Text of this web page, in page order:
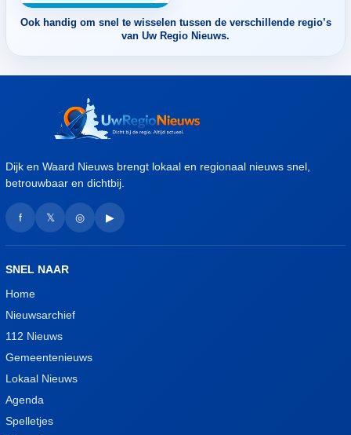
Ook handig om snel te wisselen tussen de verschillende regio’s
van Uw Regio Nieuws.
Dijk en Waard Nieuws brengt lokaal en regionaal nieuws snel,
betrouwbaar en dichtbij.
f 𝕏 ◎ ▶
SNEL NAAR
Home
Nieuwsarchief
112 Nieuws
Gemeentenieuws
Lokaal Nieuws
Agenda
Spelletjes